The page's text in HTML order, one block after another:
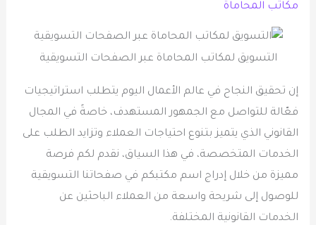
مكاتب المحاماة
التسويق لمكاتب المحاماة عبر الصفحات التسويقية
إن تحقيق النجاح في عالم الأعمال اليوم يتطلب استراتيجيات
فعّالة للتواصل مع الجمهور المستهدف، خاصةً في المجال
القانوني الذي يتميز بتنوع احتياجات العملاء وتزايد الطلب على
الخدمات المتخصصة، في هذا السياق، نقدم لكم فرصة
مميزة من خلال إدراج اسم مكتبكم في صفحاتنا التسويقية
للوصول إلى شريحة واسعة من العملاء الباحثين عن
الخدمات القانونية المختلفة.